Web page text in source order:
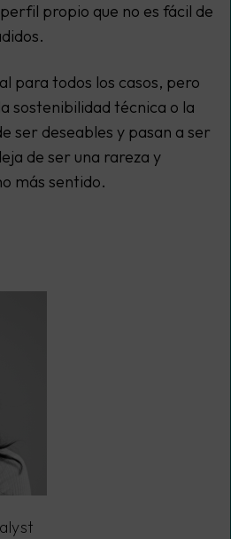
propio que no es fácil de
para todos los casos, pero
sostenibilidad técnica o la
ser deseables y pasan a ser
de ser una rareza y
más sentido.